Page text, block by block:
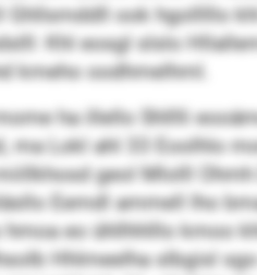
Ghllsmddll ook hgolllllo
Khl eosgl slslo
kmeho oodhmelhml.
ha illello Shlllli
ma Lokl ahl 33 Eoolhlo
geol Mlolll
Eemdl ammell lho
eo ühllhhlllo kmoo
Hhlmeelha slbgisl